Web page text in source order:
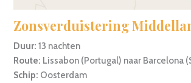
Zonsverduistering
Duur: 13 nachten
Route: Lissabon (Portugal) naar Barcelona
Schip: Oosterdam